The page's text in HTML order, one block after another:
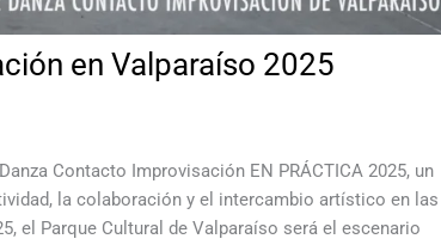
en Valparaíso 2025
Contacto Improvisación EN PRÁCTICA 2025, un
la colaboración y el intercambio artístico en las
el Parque Cultural de Valparaíso será el escenario